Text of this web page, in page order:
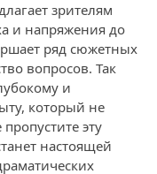
зрителям
и напряжения до
ряд сюжетных
вопросов. Так
и
который не
эту
настоящей